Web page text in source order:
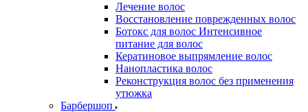
Лечение волос
Восстановление поврежденных волос
Бoтокс для волос Интенсивное
питание для волос
Кератиновое выпрямление волос
Нанопластика волос
Реконструкция волос без применения
утюжка
Барбершоп